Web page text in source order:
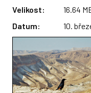
Velikost:
16.64
Datum:
10.